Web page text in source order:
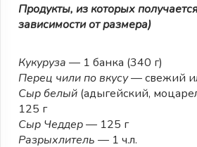
Продукты, из которых
зависимости от размера)
Кукуруза — 1 банка (340 г)
Перец чили по вкусу— свежий
Сыр белый (адыгейский,
125 г
Сыр Чеддер— 125 г
Разрыхлитель — 1 ч.л.